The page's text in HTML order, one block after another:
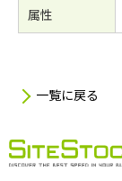
属性
一覧に戻る